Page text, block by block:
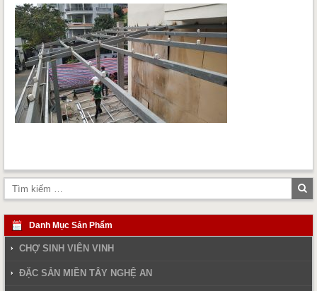
Danh Mục Sản Phẩm
CHỢ SINH VIÊN VINH
ĐẶC SẢN MIỀN TÂY NGHỆ AN